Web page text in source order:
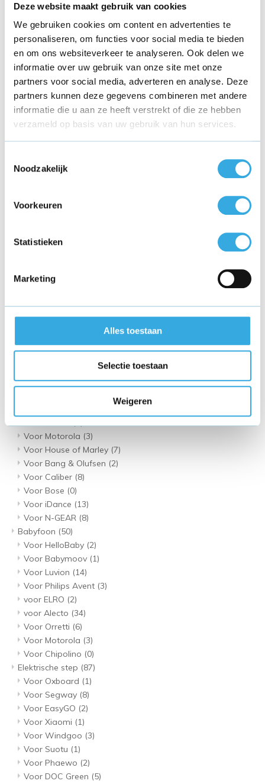
Deze website maakt gebruik van cookies
We gebruiken cookies om content en advertenties te
personaliseren, om functies voor social media te bieden
en om ons websiteverkeer te analyseren. Ook delen we
informatie over uw gebruik van onze site met onze
partners voor social media, adverteren en analyse. Deze
partners kunnen deze gegevens combineren met andere
informatie die u aan ze heeft verstrekt of die ze hebben
verzameld op basis van uw gebruik van hun services.
Noodzakelijk
Voorkeuren
Statistieken
Marketing
Alles toestaan
Selectie toestaan
Weigeren
(4)
Motorola Moto G7 Play(4)
Motorola Moto G7 Power(4)
Motorola Moto G7 Plus(4)
Motorola Edge(4)
Motorola G Pro(4)
Motorola Razr (4)
Motorola One Action (3)
Motorola One Zoom(4)
Motorola One Macro
Motorola One Hyper
Motorola Moto Z3 Play
Motorola Moto Z Play
Motorola Moto G30
Motorola Moto G 5G Plus
(0)
Welke JBL oplader Boombox?(0)
Voor Harman Kardon(3)
Voor Bose(4)
Voor Motorola (3)
Voor House of Marley (7)
Voor Bang & Olufsen (2)
Voor Caliber (8)
Voor Bose (0)
Voor iDance (13)
Voor N-GEAR (8)
Babyfoon (50)
Voor HelloBaby (2)
Voor Babymoov (1)
Voor Luvion (14)
Voor Philips Avent (3)
voor ELRO (2)
voor Alecto (34)
Voor Orretti (6)
Voor Motorola (3)
Voor Chipolino (0)
Elektrische step (87)
Voor Oxboard (1)
Voor Segway (8)
Voor EasyGO (2)
Voor Xiaomi (1)
Voor Windgoo (3)
Voor Suotu (1)
Voor Phaewo (2)
Voor DOC Green (5)